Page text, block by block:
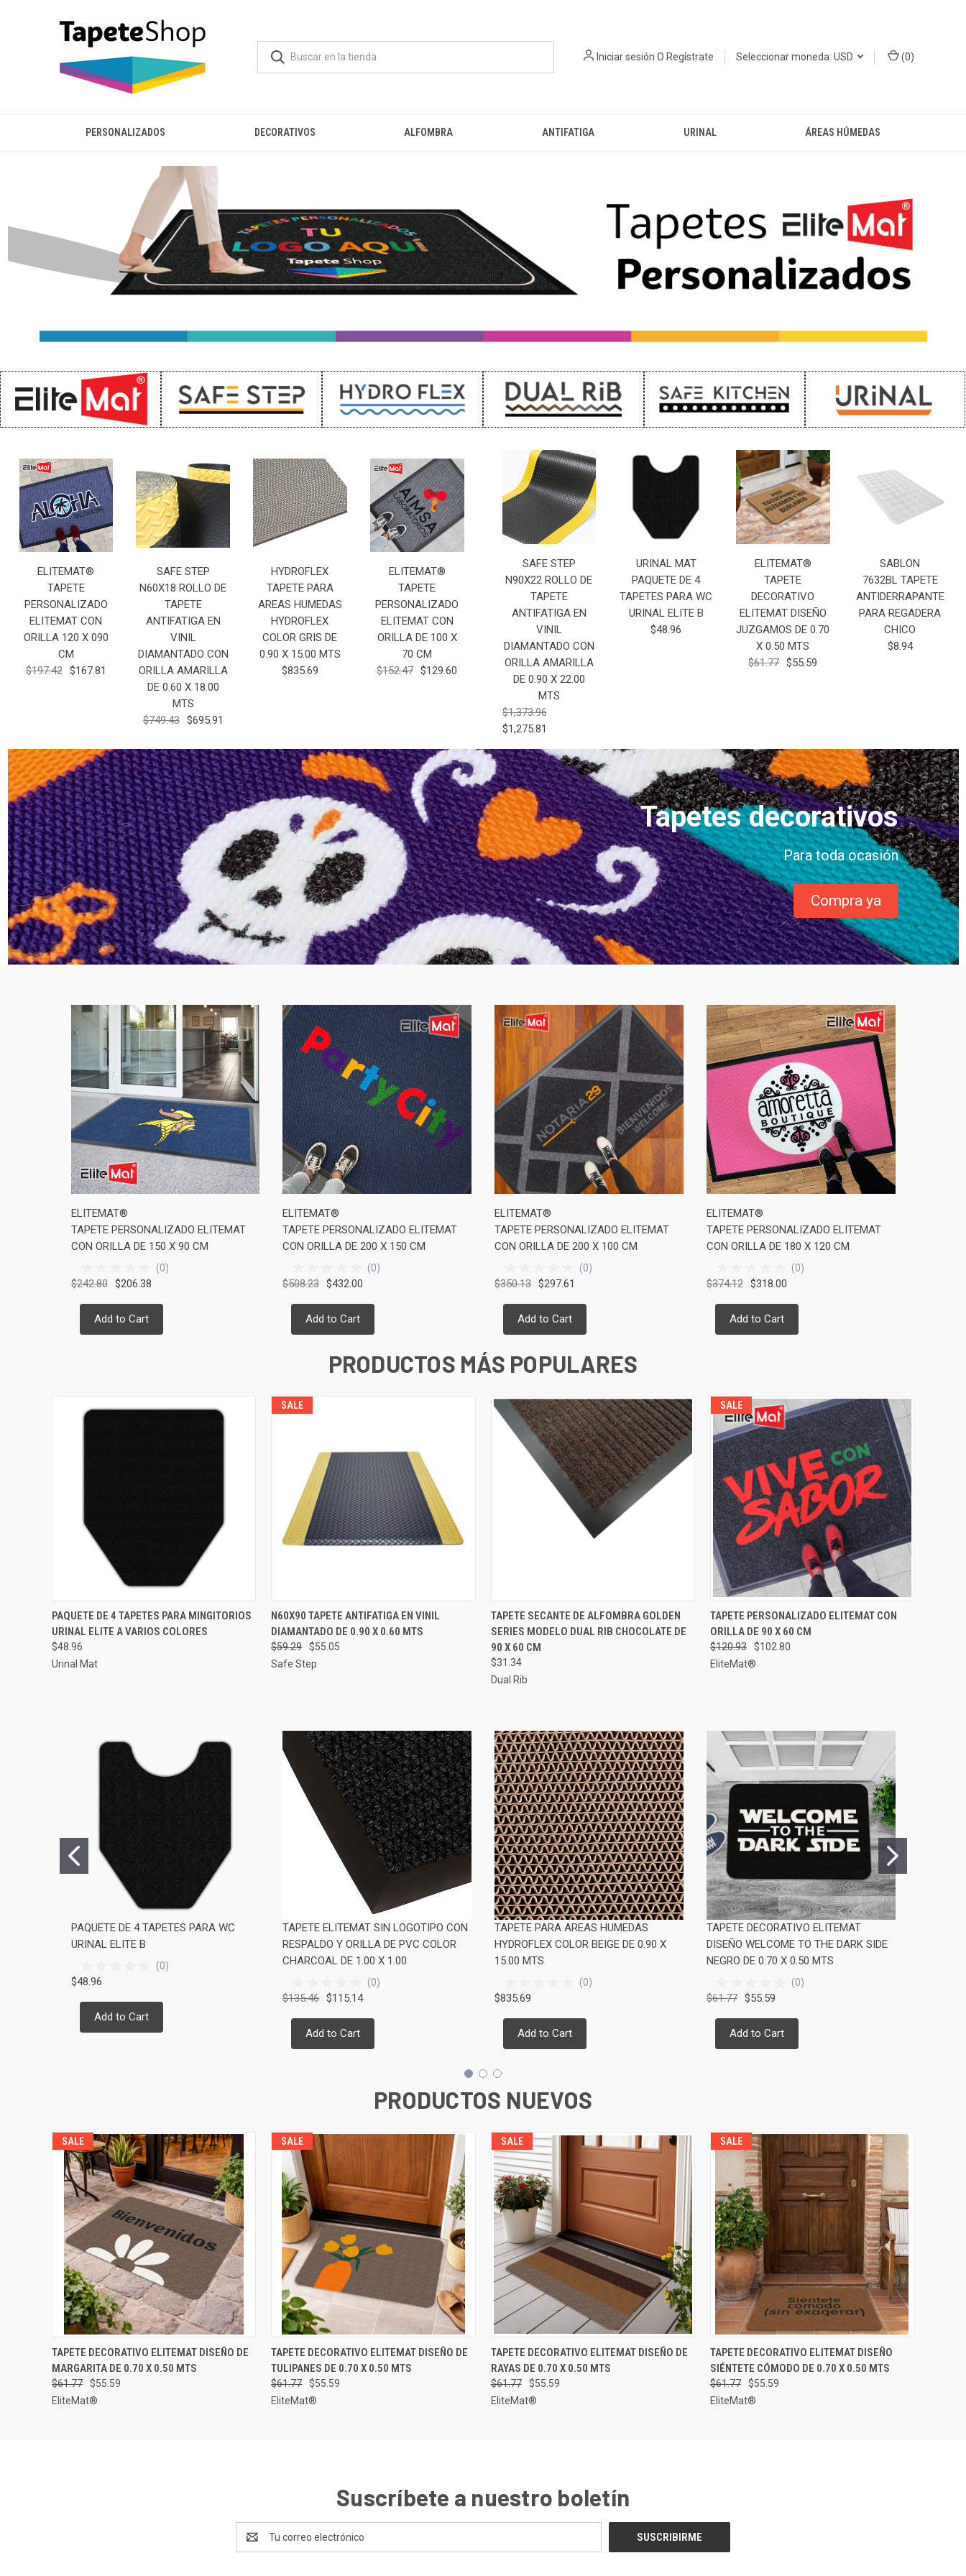
Iniciar sesión O Regístrate Seleccionar moneda: USD (0)
PERSONALIZADOS DECORATIVOS ALFOMBRA ANTIFATIGA URINAL ÁREAS HÚMEDAS
ELITEMAT®
TAPETE
PERSONALIZADO
ELITEMAT CON
ORILLA 120 X 090
CM
$197.42 $167.81
SAFE STEP
N60X18 ROLLO DE
TAPETE
ANTIFATIGA EN
VINIL
DIAMANTADO CON
ORILLA AMARILLA
DE 0.60 X 18.00
MTS
$749.43 $695.91
HYDROFLEX
TAPETE PARA
AREAS HUMEDAS
HYDROFLEX
COLOR GRIS DE
0.90 X 15.00 MTS
$835.69
ELITEMAT®
TAPETE
PERSONALIZADO
ELITEMAT CON
ORILLA DE 100 X
70 CM
$152.47 $129.60
SAFE STEP
N90X22 ROLLO DE
TAPETE
ANTIFATIGA EN
VINIL
DIAMANTADO CON
ORILLA AMARILLA
DE 0.90 X 22.00
MTS
$1,373.96
$1,275.81
URINAL MAT
PAQUETE DE 4
TAPETES PARA WC
URINAL ELITE B
$48.96
ELITEMAT®
TAPETE
DECORATIVO
ELITEMAT DISEÑO
JUZGAMOS DE 0.70
X 0.50 MTS
$61.77 $55.59
SABLON
7632BL TAPETE
ANTIDERRAPANTE
PARA REGADERA
CHICO
$8.94
Tapetes decorativos
Para toda ocasión
Compra ya
ELITEMAT®
TAPETE PERSONALIZADO ELITEMAT
CON ORILLA DE 150 X 90 CM
(0)
$242.80 $206.38
Add to Cart
ELITEMAT®
TAPETE PERSONALIZADO ELITEMAT
CON ORILLA DE 200 X 150 CM
(0)
$508.23 $432.00
Add to Cart
ELITEMAT®
TAPETE PERSONALIZADO ELITEMAT
CON ORILLA DE 200 X 100 CM
(0)
$350.13 $297.61
Add to Cart
ELITEMAT®
TAPETE PERSONALIZADO ELITEMAT
CON ORILLA DE 180 X 120 CM
(0)
$374.12 $318.00
Add to Cart
PRODUCTOS MÁS POPULARES
VISTA RÁPIDA
AGREGAR AL
CARRITO
PAQUETE DE 4 TAPETES PARA MINGITORIOS
URINAL ELITE A VARIOS COLORES
$48.96
Urinal Mat
SALE
VISTA RÁPIDA
AGREGAR AL
CARRITO
N60X90 TAPETE ANTIFATIGA EN VINIL
DIAMANTADO DE 0.90 X 0.60 MTS
$59.29
$55.05
Safe Step
VISTA RÁPIDA
AGREGAR AL
CARRITO
TAPETE SECANTE DE ALFOMBRA GOLDEN
SERIES MODELO DUAL RIB CHOCOLATE DE
90 X 60 CM
$31.34
Dual Rib
SALE
VISTA RÁPIDA ELEGIR OPCIONES
TAPETE PERSONALIZADO ELITEMAT CON
ORILLA DE 90 X 60 CM
$120.93
$102.80
EliteMat®
PAQUETE DE 4 TAPETES PARA WC
URINAL ELITE B
(0)
$48.96
Add to Cart
TAPETE ELITEMAT SIN LOGOTIPO CON
RESPALDO Y ORILLA DE PVC COLOR
CHARCOAL DE 1.00 X 1.00
(0)
$135.46 $115.14
Add to Cart
TAPETE PARA AREAS HUMEDAS
HYDROFLEX COLOR BEIGE DE 0.90 X
15.00 MTS
(0)
$835.69
Add to Cart
TAPETE DECORATIVO ELITEMAT
DISEÑO WELCOME TO THE DARK SIDE
NEGRO DE 0.70 X 0.50 MTS
(0)
$61.77 $55.59
Add to Cart
PRODUCTOS NUEVOS
SALE
VISTA RÁPIDA ELEGIR OPCIONES
TAPETE DECORATIVO ELITEMAT DISEÑO DE
MARGARITA DE 0.70 X 0.50 MTS
$61.77
$55.59
EliteMat®
SALE
VISTA RÁPIDA
AGREGAR AL
CARRITO
TAPETE DECORATIVO ELITEMAT DISEÑO DE
TULIPANES DE 0.70 X 0.50 MTS
$61.77
$55.59
EliteMat®
SALE
VISTA RÁPIDA
AGREGAR AL
CARRITO
TAPETE DECORATIVO ELITEMAT DISEÑO DE
RAYAS DE 0.70 X 0.50 MTS
$61.77
$55.59
EliteMat®
SALE
VISTA RÁPIDA ELEGIR OPCIONES
TAPETE DECORATIVO ELITEMAT DISEÑO
SIÉNTETE CÓMODO DE 0.70 X 0.50 MTS
$61.77
$55.59
EliteMat®
Suscríbete a nuestro boletín
Dirección
de